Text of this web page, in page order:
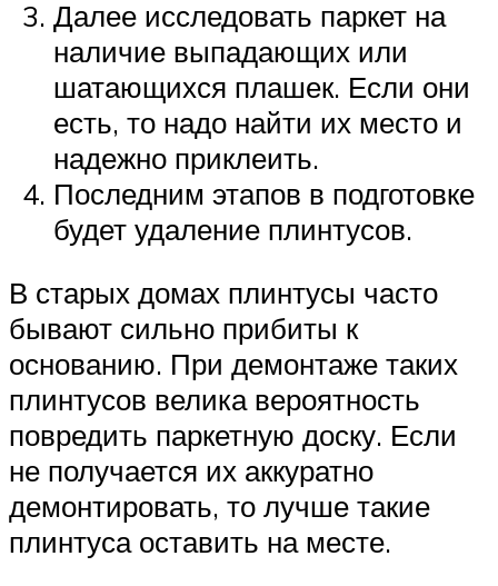
Далее исследовать паркет на
наличие выпадающих или
шатающихся плашек. Если они
есть, то надо найти их место и
надежно приклеить.
Последним этапов в подготовке
будет удаление плинтусов.
В старых домах плинтусы часто
бывают сильно прибиты к
основанию. При демонтаже таких
плинтусов велика вероятность
повредить паркетную доску. Если
не получается их аккуратно
демонтировать, то лучше такие
плинтуса оставить на месте.